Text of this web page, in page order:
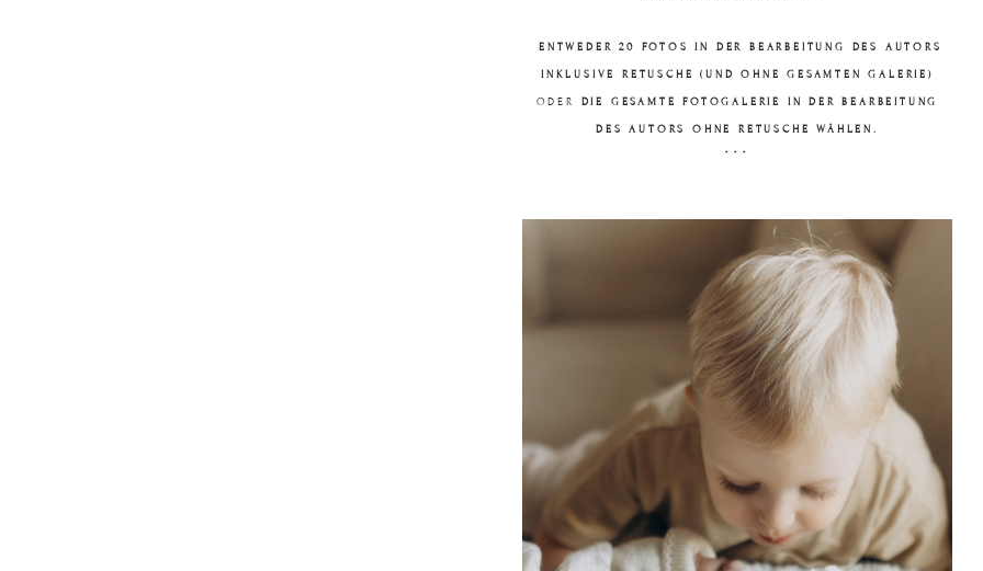
ENTWEDER 20 FOTOS IN DER BEARBEITUNG DES AUTORS
INKLUSIVE RETUSCHE (UND OHNE GESAMTEN GALERIE)
ODER DIE GESAMTE FOTOGALERIE IN DER BEARBEITUNG
DES AUTORS OHNE RETUSCHE WÄHLEN.
***